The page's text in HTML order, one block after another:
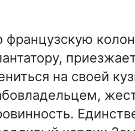
французскую
на своей